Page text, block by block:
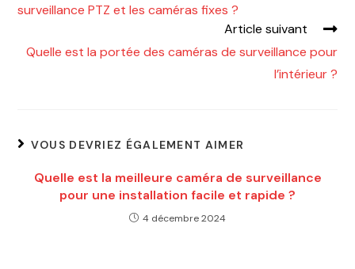
surveillance PTZ et les caméras fixes ?
Article suivant
Quelle est la portée des caméras de surveillance pour
l’intérieur ?
VOUS DEVRIEZ ÉGALEMENT AIMER
Quelle est la meilleure caméra de surveillance
pour une installation facile et rapide ?
4 décembre 2024